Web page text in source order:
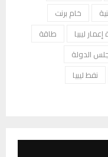
خام برنت
ليبيا
طاقة
الدولة
نفط ليبيا